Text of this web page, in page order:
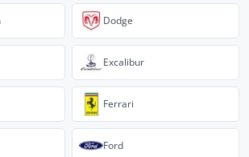
Dodge
Excalibur
Ferrari
Ford